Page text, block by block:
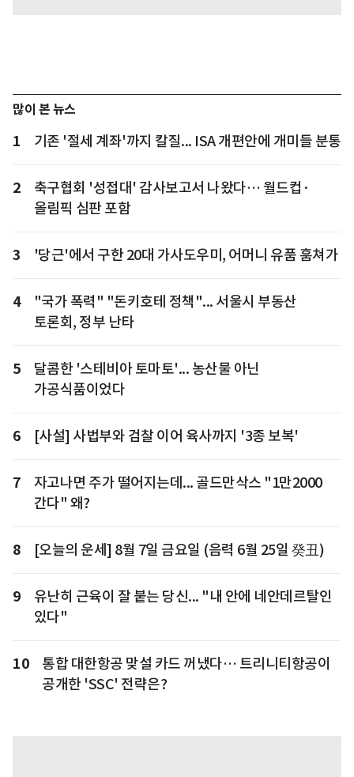
많이 본 뉴스
1 기존 '절세 계좌'까지 칼질... ISA 개편안에 개미들 분통
2
축구협회 '성접대' 감사보고서 나왔다… 월드컵·
올림픽 심판 포함
3 '당근'에서 구한 20대 가사도우미, 어머니 유품 훔쳐가
4
"국가 폭력" "돈키호테 정책"... 서울시 부동산
토론회, 정부 난타
5
달콤한 '스테비아 토마토'... 농산물 아닌
가공식품이었다
6 [사설] 사법부와 검찰 이어 육사까지 '3종 보복'
7
자고나면 주가 떨어지는데... 골드만삭스 "1만2000
간다" 왜?
8 [오늘의 운세] 8월 7일 금요일 (음력 6월 25일 癸丑)
9
유난히 근육이 잘 붙는 당신... "내 안에 네안데르탈인
있다"
10
통합 대한항공 맞설 카드 꺼냈다… 트리니티항공이
공개한 'SSC' 전략은?